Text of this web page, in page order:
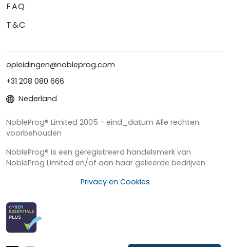
FAQ
T&C
opleidingen@nobleprog.com
+31 208 080 666
Nederland
NobleProg® Limited 2005 - eind_datum Alle rechten
voorbehouden
NobleProg® is een geregistreerd handelsmerk van
NobleProg Limited en/of aan haar gelieerde bedrijven
Privacy en Cookies